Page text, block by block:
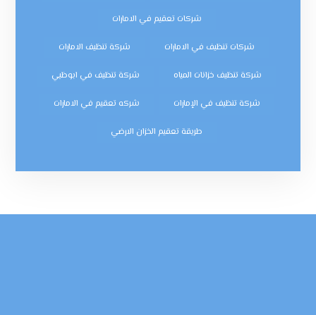
شركات تعقيم في الامارات
شركات تنظيف في الامارات شركة تنظيف الامارات
شركة تنظيف خزانات المياه شركة تنظيف في ابوظبي
شركة تنظيف في الإمارات شركه تعقيم في الامارات
طريقة تعقيم الخزان الارضي